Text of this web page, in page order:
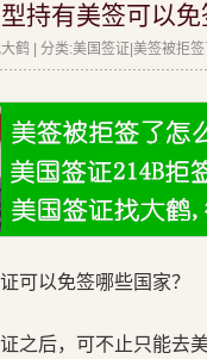
持有美签可以
鹤 | 分类:美国签证|美签被拒
可以免签哪些国家？
之后，可不止只能去